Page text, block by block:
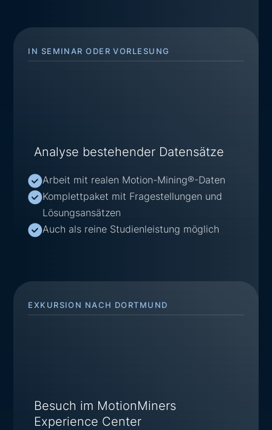
IN SEMINAR ODER VORLESUNG
Analyse bestehender Datensätze
Arbeit mit realen Motion-Mining®-Daten
Komplettpaket mit Fragestellungen und
Lösungsansätzen
Auch als reine Studienleistung möglich
EXKURSION NACH DORTMUND
Besuch im MotionMiners
Experience Center